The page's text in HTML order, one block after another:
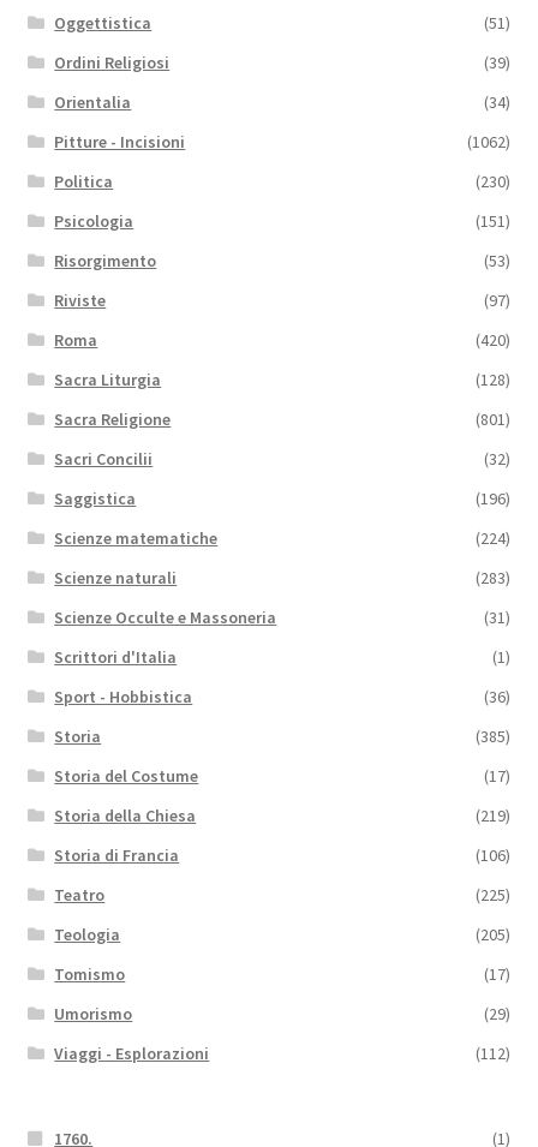
Oggettistica
(51)
Ordini Religiosi
(39)
Orientalia
(34)
Pitture - Incisioni
(1062)
Politica
(230)
Psicologia
(151)
Risorgimento
(53)
Riviste
(97)
Roma
(420)
Sacra Liturgia
(128)
Sacra Religione
(801)
Sacri Concilii
(32)
Saggistica
(196)
Scienze matematiche
(224)
Scienze naturali
(283)
Scienze Occulte e Massoneria
(31)
Scrittori d'Italia
(1)
Sport - Hobbistica
(36)
Storia
(385)
Storia del Costume
(17)
Storia della Chiesa
(219)
Storia di Francia
(106)
Teatro
(225)
Teologia
(205)
Tomismo
(17)
Umorismo
(29)
Viaggi - Esplorazioni
(112)
1760. (1)